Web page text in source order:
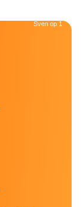
Sven op 1